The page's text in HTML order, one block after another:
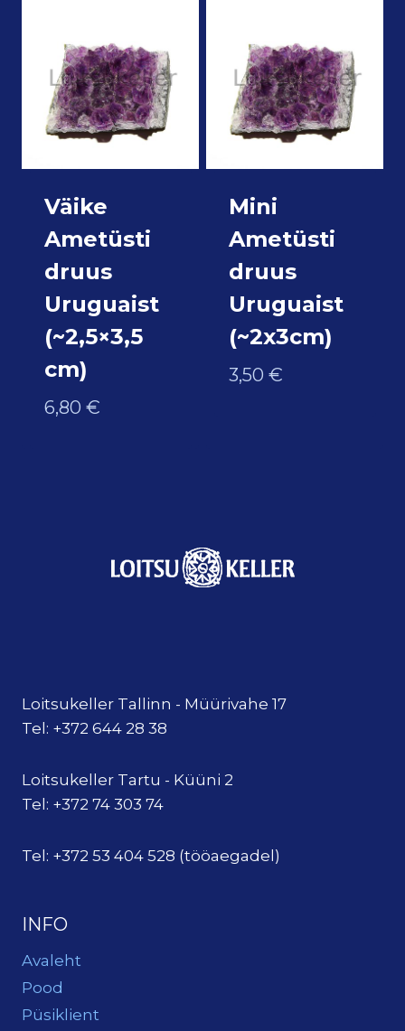
Väike
Ametüsti
druus
Uruguaist
(~2,5×3,5
cm)
6,80 €
Mini
Ametüsti
druus
Uruguaist
(~2x3cm)
3,50 €
Loitsukeller Tallinn - Müürivahe 17
Tel: +372 644 28 38
Loitsukeller Tartu - Küüni 2
Tel: +372 74 303 74
Tel: +372 53 404 528 (tööaegadel)
INFO
Avaleht
Pood
Püsiklient